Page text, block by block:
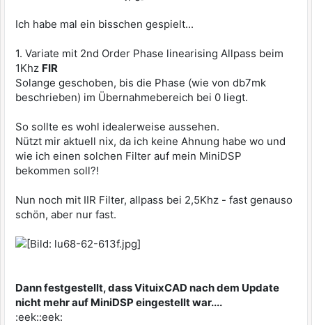
Ich habe mal ein bisschen gespielt...
1. Variate mit 2nd Order Phase linearising Allpass beim
1Khz FIR
Solange geschoben, bis die Phase (wie von db7mk
beschrieben) im Übernahmebereich bei 0 liegt.
So sollte es wohl idealerweise aussehen.
Nützt mir aktuell nix, da ich keine Ahnung habe wo und
wie ich einen solchen Filter auf mein MiniDSP
bekommen soll?!
Nun noch mit IIR Filter, allpass bei 2,5Khz - fast genauso
schön, aber nur fast.
Dann festgestellt, dass VituixCAD nach dem Update
nicht mehr auf MiniDSP eingestellt war....
:eek::eek: